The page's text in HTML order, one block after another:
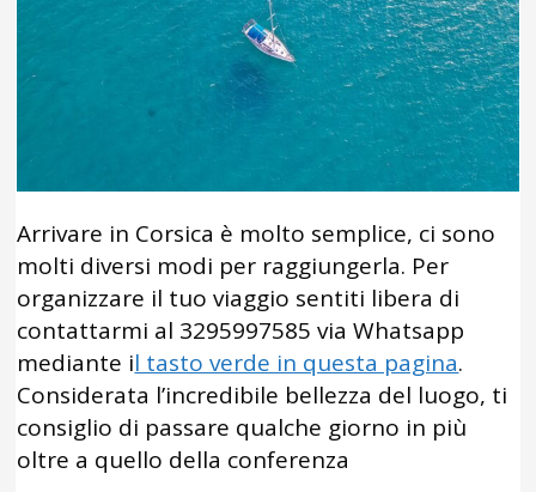
Arrivare in Corsica è molto semplice, ci sono
molti diversi modi per raggiungerla. Per
organizzare il tuo viaggio sentiti libera di
contattarmi al 3295997585 via Whatsapp
mediante il tasto verde in questa pagina.
Considerata l’incredibile bellezza del luogo, ti
consiglio di passare qualche giorno in più
oltre a quello della conferenza